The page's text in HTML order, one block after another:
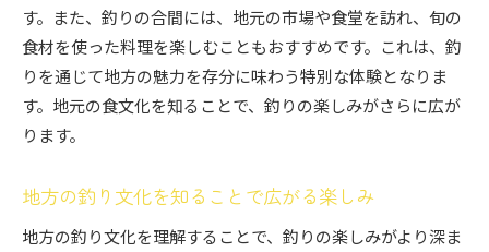
す。また、釣りの合間には、地元の市場や食堂を訪れ、旬の
食材を使った料理を楽しむこともおすすめです。これは、釣
りを通じて地方の魅力を存分に味わう特別な体験となりま
す。地元の食文化を知ることで、釣りの楽しみがさらに広が
ります。
地方の釣り文化を知ることで広がる楽しみ
地方の釣り文化を理解することで、釣りの楽しみがより深ま